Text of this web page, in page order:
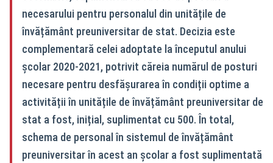
necesarului pentru personalul din unitățile de
învățământ preuniversitar de stat. Decizia este
complementară celei adoptate la începutul anului
școlar 2020-2021, potrivit căreia numărul de posturi
necesare pentru desfășurarea în condiții optime a
activității în unitățile de învățământ preuniversitar de
stat a fost, inițial, suplimentat cu 500. În total,
schema de personal în sistemul de învățământ
preuniversitar în acest an școlar a fost suplimentată